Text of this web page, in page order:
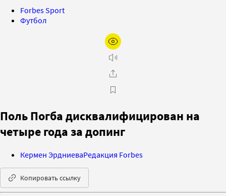
Forbes Sport
Футбол
Поль Погба дисквалифицирован на
четыре года за допинг
Кермен ЭрдниеваРедакция Forbes
Копировать ссылку